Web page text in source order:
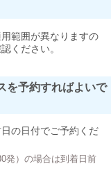
範囲が異なりますの
ください。
を予約すればよいで
の日付でご予約くだ
発）の場合は到着日前